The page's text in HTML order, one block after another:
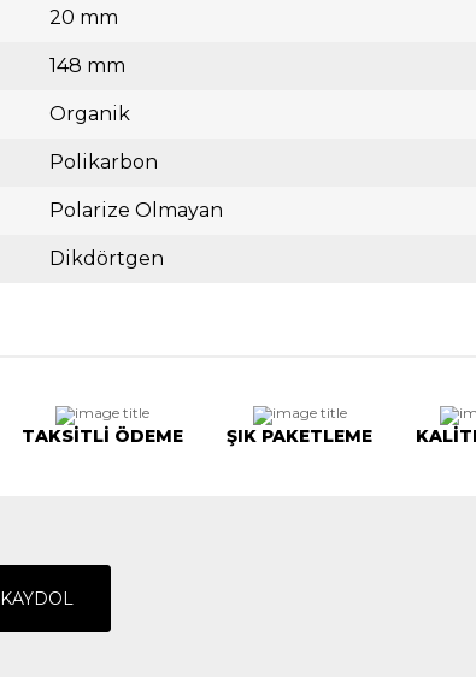
20 mm
148 mm
Organik
Polikarbon
Polarize Olmayan
Dikdörtgen
TAKSİTLİ ÖDEME ŞIK PAKETLEME
KAYDOL